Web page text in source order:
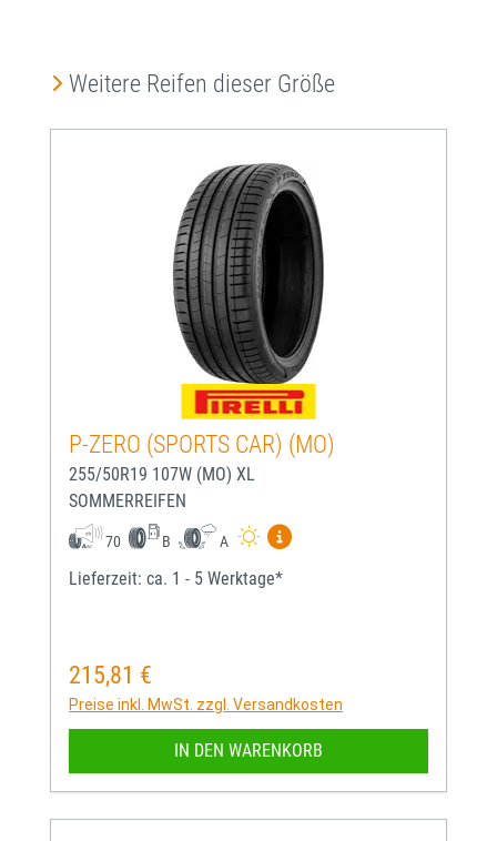
Produktgalerie überspringen
Weitere Reifen dieser Größe
P-ZERO (SPORTS CAR) (MO)
255/50R19 107W (MO) XL
SOMMERREIFEN
70 B A
Mehr Informationen zum
Lieferzeit: ca. 1 - 5 Werktage*
Regulärer Preis:
215,81 €
Preise inkl. MwSt. zzgl. Versandkosten
IN DEN WARENKORB